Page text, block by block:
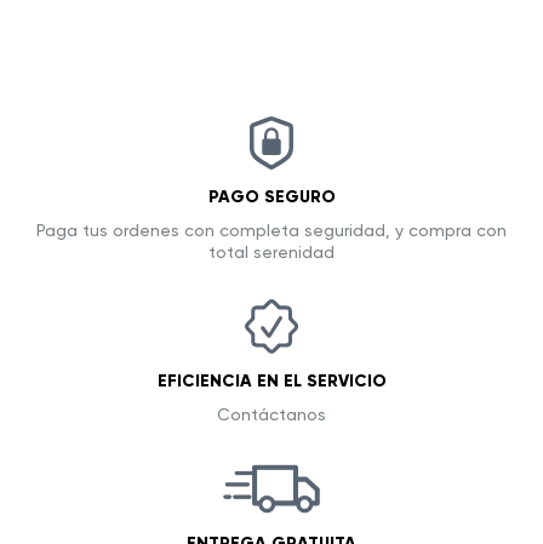
PAGO SEGURO
Paga tus ordenes con completa seguridad, y compra con
total serenidad
EFICIENCIA EN EL SERVICIO
Contáctanos